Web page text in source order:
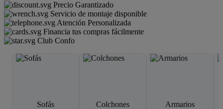
Precio Garantizado
Servicio de montaje disponible
Atención Personalizada
Financia tus compras fácilmente
Club Confo
Sofás Colchones Armarios